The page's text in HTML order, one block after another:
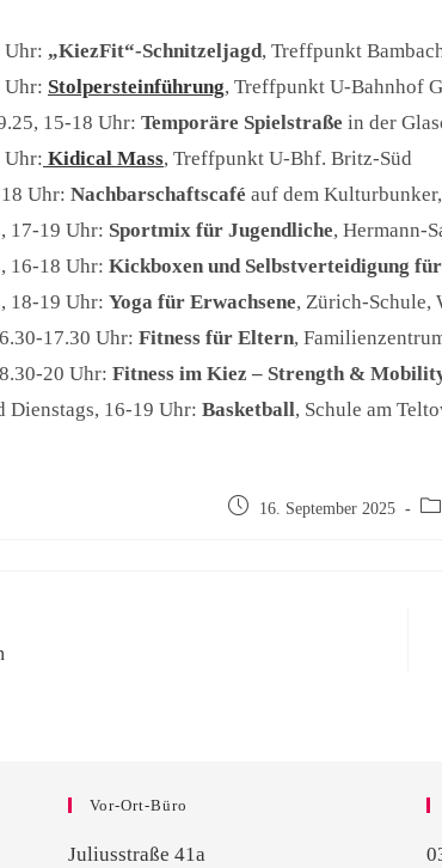
Uhr: „KiezFit“-Schnitzeljagd, Treffpunkt
Uhr: Stolpersteinführung, Treffpunkt U-Bahnhof
15-18 Uhr: Temporäre Spielstraße in der
Uhr: Kidical Mass, Treffpunkt U-Bhf. Britz-Süd
Uhr: Nachbarschaftscafé auf dem
17-19 Uhr: Sportmix für Jugendliche, Hermann-
16-18 Uhr: Kickboxen und Selbstverteidigung
18-19 Uhr: Yoga für Erwachsene, Zürich-Schule,
17.30 Uhr: Fitness für Eltern,
20 Uhr: Fitness im Kiez – Strength &
Dienstags, 16-19 Uhr: Basketball, Schule am
16. September 2025
Vor-Ort-Büro
Juliusstraße 41a